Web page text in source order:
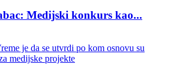
Medijski konkurs kao...